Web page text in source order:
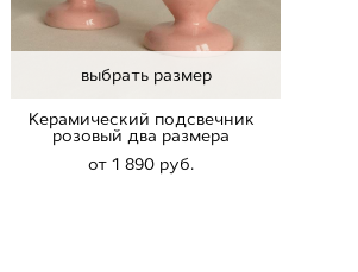
выбрать размер
Керамический подсвечник
розовый два размера
от 1 890 pуб.